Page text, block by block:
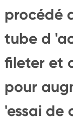
procédé
tube d
fileter et
pour
'essai de